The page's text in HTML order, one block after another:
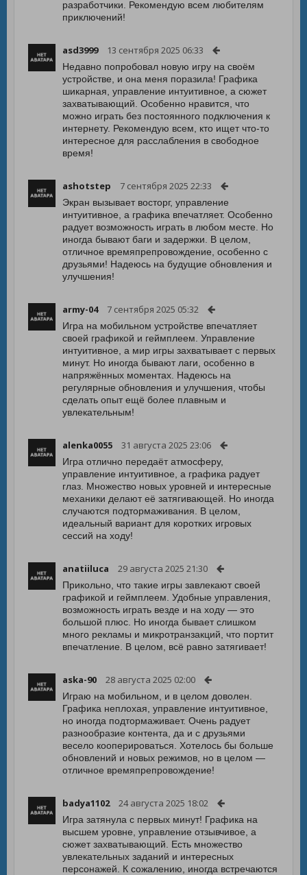
разработчики. Рекомендую всем любителям
приключений!
asd3999 13 сентября 2025 06:33
Недавно попробовал новую игру на своём
устройстве, и она меня поразила! Графика
шикарная, управление интуитивное, а сюжет
захватывающий. Особенно нравится, что
можно играть без постоянного подключения к
интернету. Рекомендую всем, кто ищет что-то
интересное для расслабления в свободное
время!
ashotstep 7 сентября 2025 22:33
Экран вызывает восторг, управление
интуитивное, а графика впечатляет. Особенно
радует возможность играть в любом месте. Но
иногда бывают баги и задержки. В целом,
отличное времяпрепровождение, особенно с
друзьями! Надеюсь на будущие обновления и
улучшения!
army-04 7 сентября 2025 05:32
Игра на мобильном устройстве впечатляет
своей графикой и геймплеем. Управление
интуитивное, а мир игры захватывает с первых
минут. Но иногда бывают лаги, особенно в
напряжённых моментах. Надеюсь на
регулярные обновления и улучшения, чтобы
сделать опыт ещё более плавным и
увлекательным!
alenka0055 31 августа 2025 23:06
Игра отлично передаёт атмосферу,
управление интуитивное, а графика радует
глаз. Множество новых уровней и интересные
механики делают её затягивающей. Но иногда
случаются подтормаживания. В целом,
идеальный вариант для коротких игровых
сессий на ходу!
anatiiluca 29 августа 2025 21:30
Прикольно, что такие игры завлекают своей
графикой и геймплеем. Удобные управления,
возможность играть везде и на ходу — это
большой плюс. Но иногда бывает слишком
много рекламы и микротранзакций, что портит
впечатление. В целом, всё равно затягивает!
aska-90 28 августа 2025 02:00
Играю на мобильном, и в целом доволен.
Графика неплохая, управление интуитивное,
но иногда подтормаживает. Очень радует
разнообразие контента, да и с друзьями
весело кооперироваться. Хотелось бы больше
обновлений и новых режимов, но в целом —
отличное времяпрепровождение!
badya1102 24 августа 2025 18:02
Игра затянула с первых минут! Графика на
высшем уровне, управление отзывчивое, а
сюжет захватывающий. Есть множество
увлекательных заданий и интересных
персонажей. К сожалению, иногда встречаются